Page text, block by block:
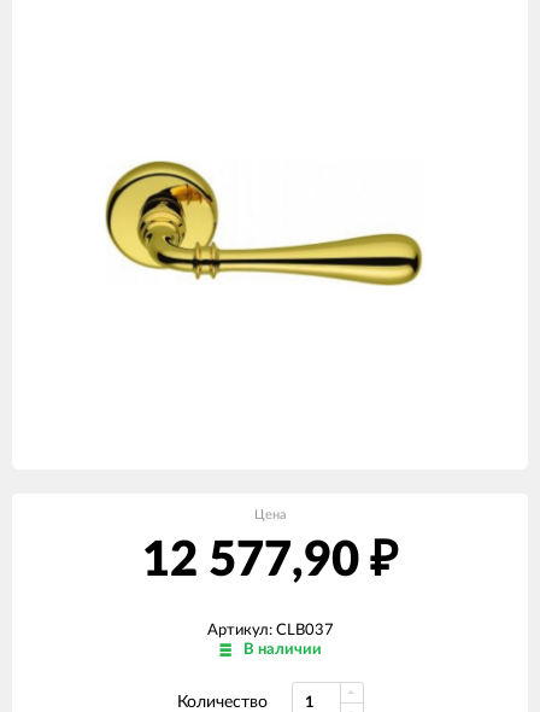
Цена
12 577,90 ₽
Артикул: CLB037
В наличии
Количество